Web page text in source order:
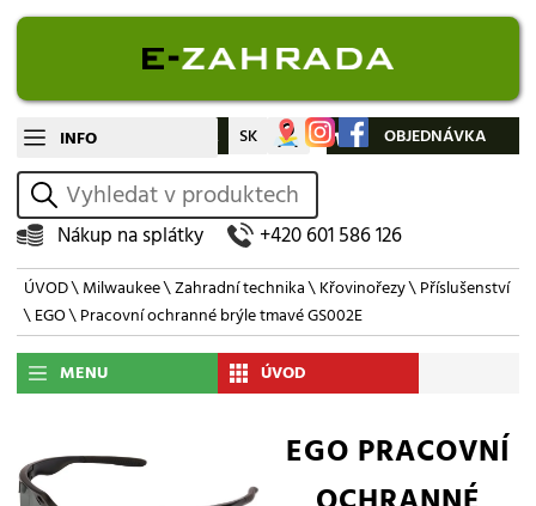
INFO CZ SK Můj účet OBJEDNÁVKA
vyhledat
Nákup na splátky +420 601 586 126
ÚVOD\Milwaukee\Zahradní technika\Křovinořezy\Příslušenství
\EGO\ Pracovní ochranné brýle tmavé GS002E
MENU ÚVOD
EGO PRACOVNÍ